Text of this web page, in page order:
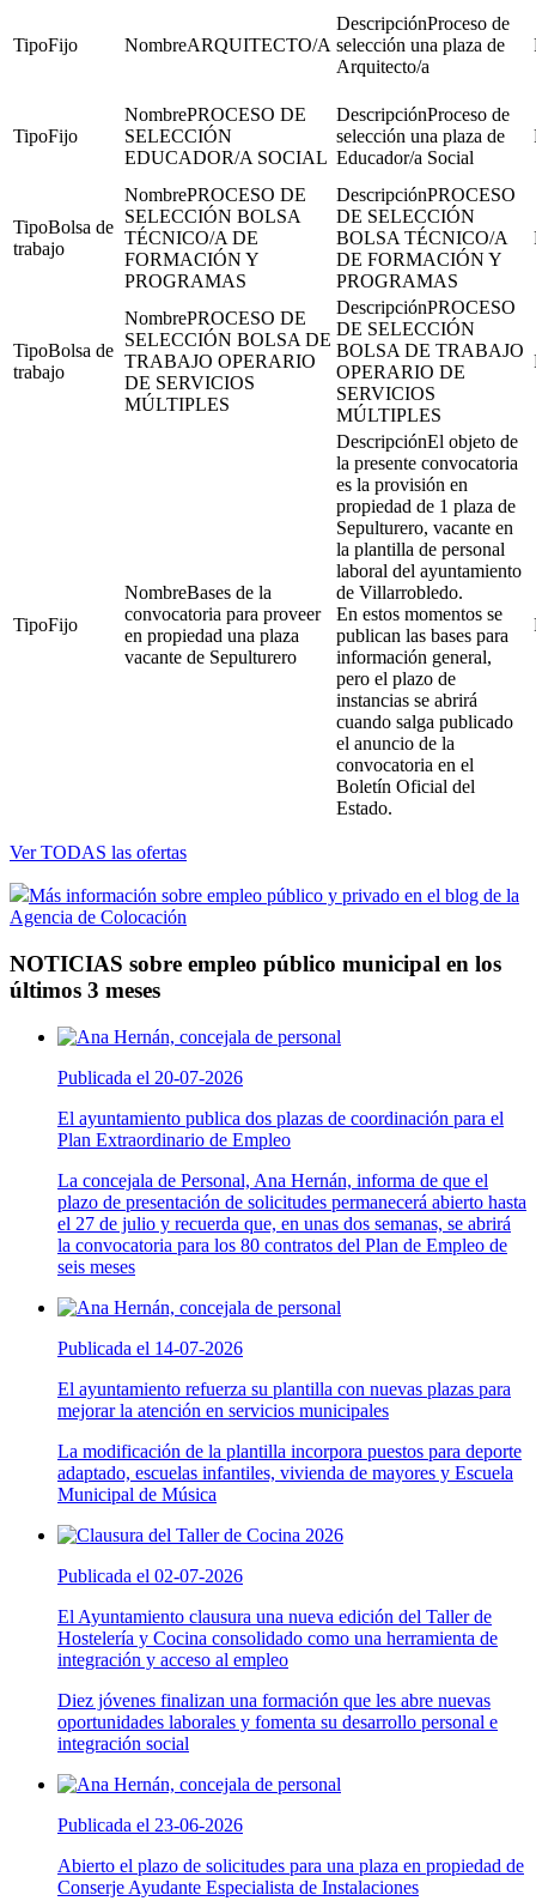
Fijo ARQUITECTO/A
Proceso de
selección una plaza de
Arquitecto/a
Fijo
PROCESO DE
SELECCIÓN
EDUCADOR/A SOCIAL
Proceso de
selección una plaza de
Educador/a Social
Bolsa de
trabajo
PROCESO DE
SELECCIÓN BOLSA
TÉCNICO/A DE
FORMACIÓN Y
PROGRAMAS
PROCESO
DE SELECCIÓN
BOLSA TÉCNICO/A
DE FORMACIÓN Y
PROGRAMAS
Bolsa de
trabajo
PROCESO DE
SELECCIÓN BOLSA DE
TRABAJO OPERARIO
DE SERVICIOS
MÚLTIPLES
PROCESO
DE SELECCIÓN
BOLSA DE TRABAJO
OPERARIO DE
SERVICIOS
MÚLTIPLES
Fijo
Bases de la
convocatoria para proveer
en propiedad una plaza
vacante de Sepulturero
El objeto de
la presente convocatoria
es la provisión en
propiedad de 1 plaza de
Sepulturero, vacante en
la plantilla de personal
laboral del ayuntamiento
de Villarrobledo.
En estos momentos se
publican las bases para
información general,
pero el plazo de
instancias se abrirá
cuando salga publicado
el anuncio de la
convocatoria en el
Boletín Oficial del
Estado.
Ver TODAS las ofertas
Más información sobre empleo público y privado en el blog de la
Agencia de Colocación
NOTICIAS sobre empleo público municipal en los
últimos 3 meses
Publicada el 20-07-2026
El ayuntamiento publica dos plazas de coordinación para el
Plan Extraordinario de Empleo
La concejala de Personal, Ana Hernán, informa de que el
plazo de presentación de solicitudes permanecerá abierto hasta
el 27 de julio y recuerda que, en unas dos semanas, se abrirá
la convocatoria para los 80 contratos del Plan de Empleo de
seis meses
Publicada el 14-07-2026
El ayuntamiento refuerza su plantilla con nuevas plazas para
mejorar la atención en servicios municipales
La modificación de la plantilla incorpora puestos para deporte
adaptado, escuelas infantiles, vivienda de mayores y Escuela
Municipal de Música
Publicada el 02-07-2026
El Ayuntamiento clausura una nueva edición del Taller de
Hostelería y Cocina consolidado como una herramienta de
integración y acceso al empleo
Diez jóvenes finalizan una formación que les abre nuevas
oportunidades laborales y fomenta su desarrollo personal e
integración social
Publicada el 23-06-2026
Abierto el plazo de solicitudes para una plaza en propiedad de
Conserje Ayudante Especialista de Instalaciones